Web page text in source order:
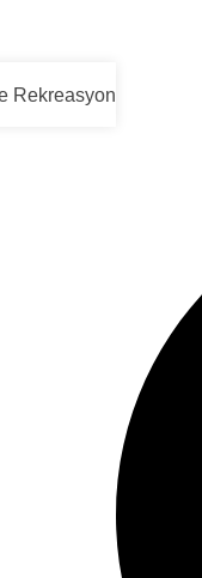
Rekreasyon